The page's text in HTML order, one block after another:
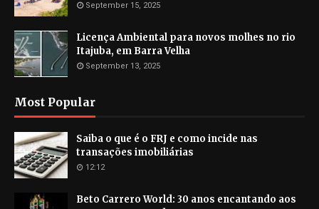
September 15, 2025
Licença Ambiental para novos molhes no rio
Itajuba, em Barra Velha
September 13, 2025
Most Popular
Saiba o que é o FRJ e como incide nas
transações imobiliárias
12:12
Beto Carrero World: 30 anos encantando aos